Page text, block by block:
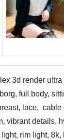
3d render
full body,
lace, cable
vibrant details,
rim light, 8k,